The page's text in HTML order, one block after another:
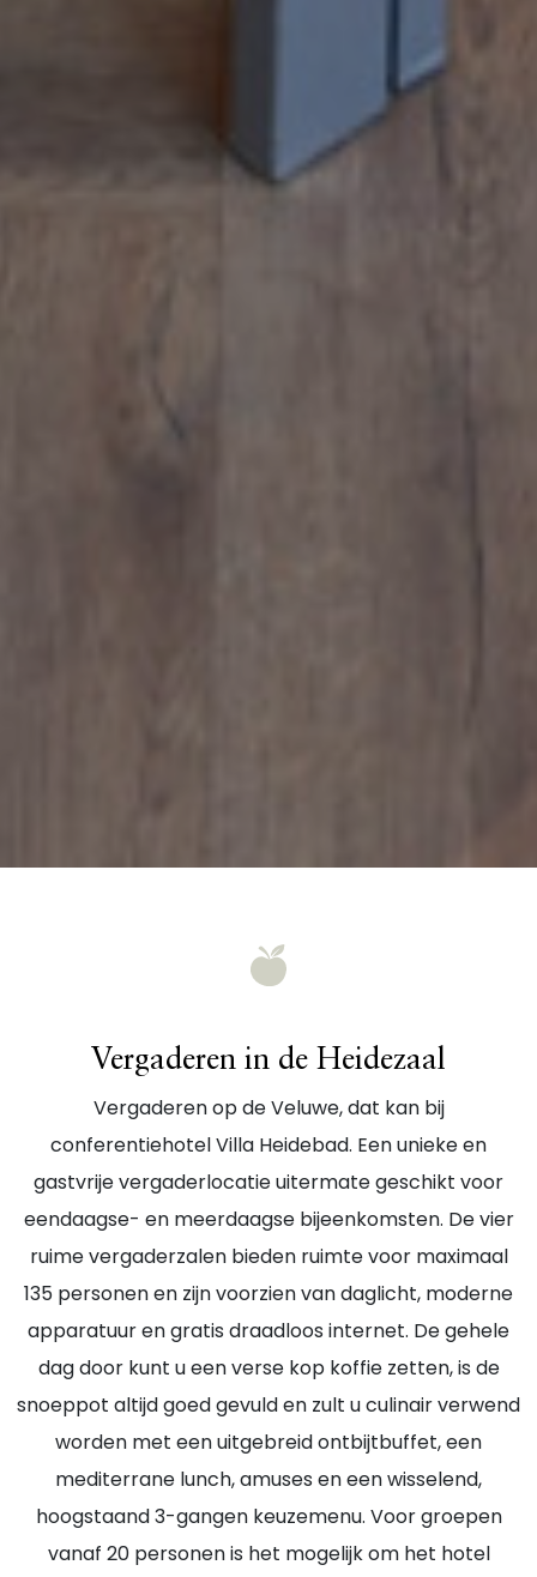
Vergaderen in de Heidezaal
Vergaderen op de Veluwe, dat kan bij
conferentiehotel Villa Heidebad. Een unieke en
gastvrije vergaderlocatie uitermate geschikt voor
eendaagse- en meerdaagse bijeenkomsten. De vier
ruime vergaderzalen bieden ruimte voor maximaal
135 personen en zijn voorzien van daglicht, moderne
apparatuur en gratis draadloos internet. De gehele
dag door kunt u een verse kop koffie zetten, is de
snoeppot altijd goed gevuld en zult u culinair verwend
worden met een uitgebreid ontbijtbuffet, een
mediterrane lunch, amuses en een wisselend,
hoogstaand 3-gangen keuzemenu. Voor groepen
vanaf 20 personen is het mogelijk om het hotel